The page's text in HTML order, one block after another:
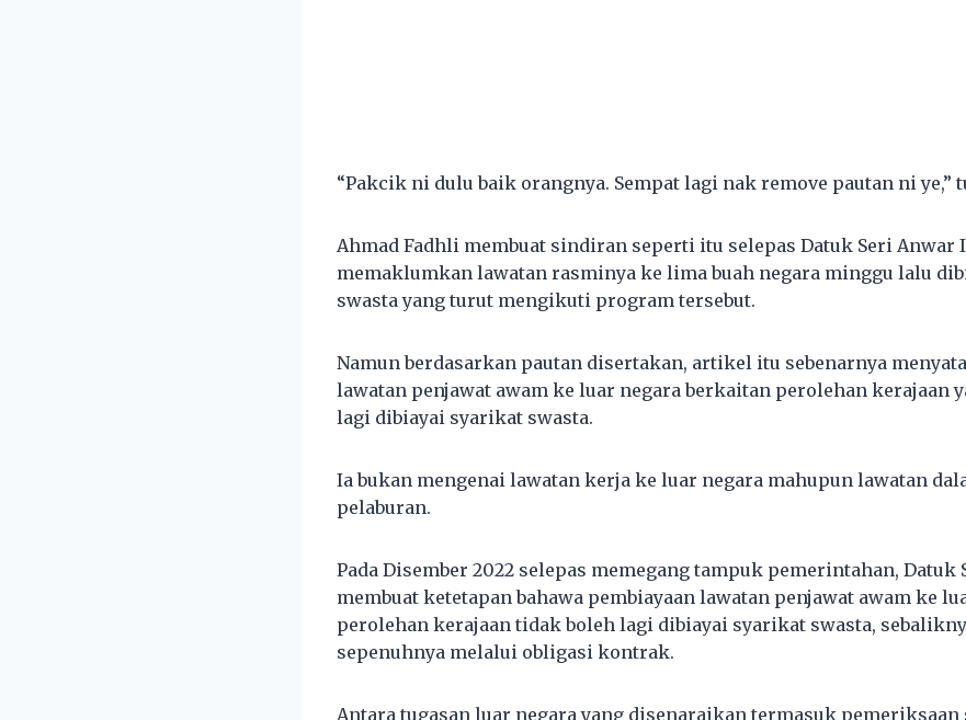
“Pakcik ni dulu baik orangnya. Sempat lagi nak remove pautan ni ye,”
Ahmad Fadhli membuat sindiran seperti itu selepas Datuk Seri Anwar
memaklumkan lawatan rasminya ke lima buah negara minggu lalu
swasta yang turut mengikuti program tersebut.
Namun berdasarkan pautan disertakan, artikel itu sebenarnya
lawatan penjawat awam ke luar negara berkaitan perolehan kerajaan
lagi dibiayai syarikat swasta.
Ia bukan mengenai lawatan kerja ke luar negara mahupun lawatan
pelaburan.
Pada Disember 2022 selepas memegang tampuk pemerintahan,
membuat ketetapan bahawa pembiayaan lawatan penjawat awam ke
perolehan kerajaan tidak boleh lagi dibiayai syarikat swasta,
sepenuhnya melalui obligasi kontrak.
Antara tugasan luar negara yang disenaraikan termasuk pemeriksaan